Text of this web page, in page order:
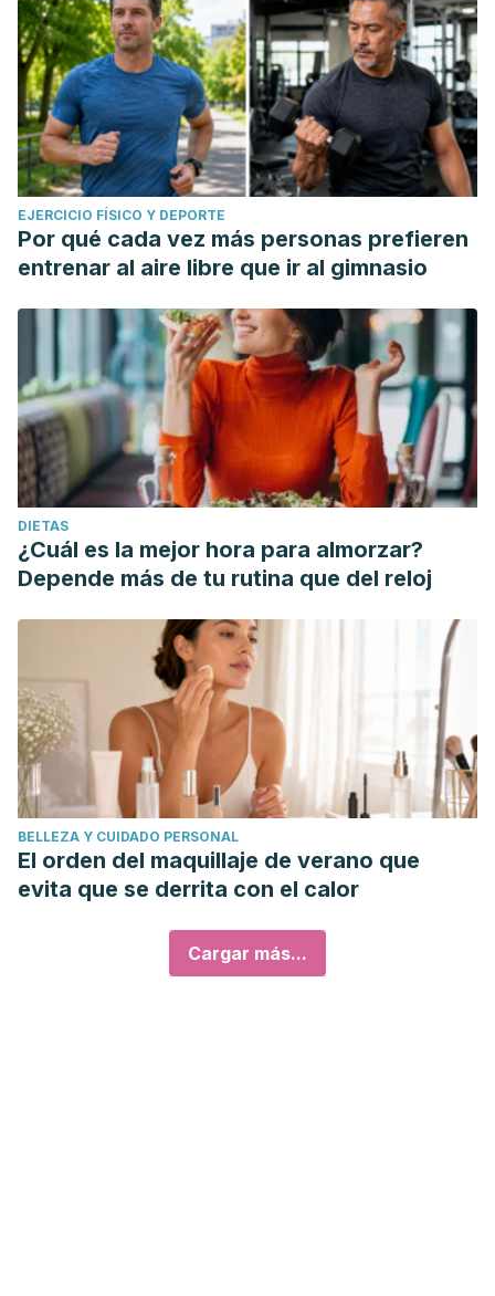
EJERCICIO FÍSICO Y DEPORTE
Por qué cada vez más personas prefieren
entrenar al aire libre que ir al gimnasio
DIETAS
¿Cuál es la mejor hora para almorzar?
Depende más de tu rutina que del reloj
BELLEZA Y CUIDADO PERSONAL
El orden del maquillaje de verano que
evita que se derrita con el calor
Cargar más...